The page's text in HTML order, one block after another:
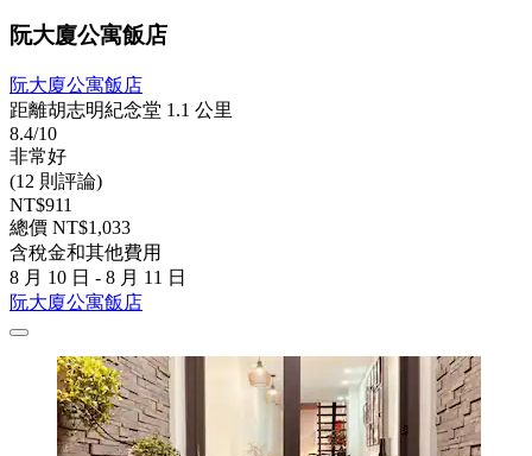
阮大廈公寓飯店
阮大廈公寓飯店
距離胡志明紀念堂 1.1 公里
8.4/10
非常好
(12 則評論)
NT$911
總價 NT$1,033
含稅金和其他費用
8 月 10 日 - 8 月 11 日
阮大廈公寓飯店